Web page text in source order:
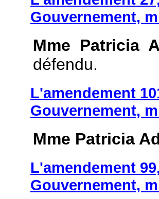
Gouvernement,
Mme Patricia
défendu.
L'amendement
Gouvernement,
Mme Patricia
L'amendement
Gouvernement,